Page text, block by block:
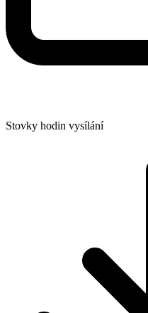
Stovky hodin vysílání